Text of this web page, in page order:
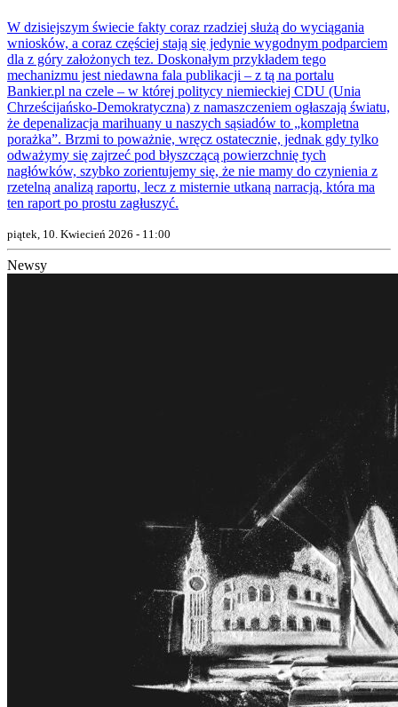
W dzisiejszym świecie fakty coraz rzadziej służą do wyciągania
wniosków, a coraz częściej stają się jedynie wygodnym podparciem
dla z góry założonych tez. Doskonałym przykładem tego
mechanizmu jest niedawna fala publikacji – z tą na portalu
Bankier.pl na czele – w której politycy niemieckiej CDU (Unia
Chrześcijańsko-Demokratyczna) z namaszczeniem ogłaszają światu,
że depenalizacja marihuany u naszych sąsiadów to „kompletna
porażka”. Brzmi to poważnie, wręcz ostatecznie, jednak gdy tylko
odważymy się zajrzeć pod błyszczącą powierzchnię tych
nagłówków, szybko zorientujemy się, że nie mamy do czynienia z
rzetelną analizą raportu, lecz z misternie utkaną narracją, która ma
ten raport po prostu zagłuszyć.
piątek, 10. Kwiecień 2026 - 11:00
Newsy